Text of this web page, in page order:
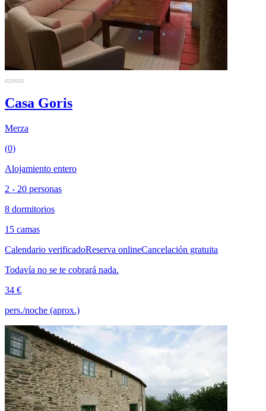
Casa Goris
Merza
(0)
Alojamiento entero
2 - 20 personas
8 dormitorios
15 camas
Calendario verificadoReserva onlineCancelación gratuita
Todavía no se te cobrará nada.
34 €
pers./noche (aprox.)